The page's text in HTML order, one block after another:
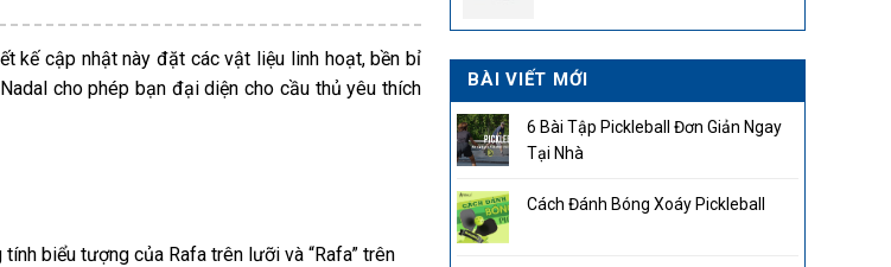
BÀI VIẾT MỚI
6 Bài Tập Pickleball Đơn Giản Ngay
Tại Nhà
Cách Đánh Bóng Xoáy Pickleball
kế cập nhật này đặt các vật liệu linh hoạt, bền bỉ
cho phép bạn đại diện cho cầu thủ yêu thích
biểu tượng của Rafa trên lưỡi và “Rafa” trên